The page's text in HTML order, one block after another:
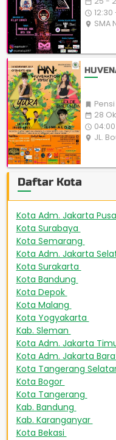
access_time
place SMA
 Pensi
date_range 28
access_time
place JL.
Daftar Kota
Kota Adm. Jakarta
Kota Surabaya
Kota Semarang
Kota Adm. Jakarta
Kota Surakarta
Kota Bandung
Kota Depok
Kota Malang
Kota Yogyakarta
Kab. Sleman
Kota Adm. Jakarta
Kota Adm. Jakarta
Kota Tangerang
Kota Bogor
Kota Tangerang
Kab. Bandung
Kab. Karanganyar
Kota Bekasi